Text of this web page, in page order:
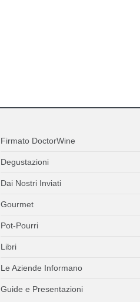
Firmato DoctorWine
Degustazioni
Dai Nostri Inviati
Gourmet
Pot-Pourri
Libri
Le Aziende Informano
Guide e Presentazioni